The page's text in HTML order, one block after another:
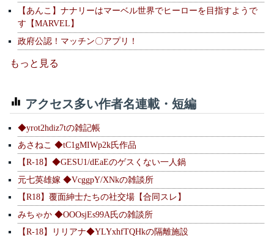
【あんこ】ナナリーはマーベル世界でヒーローを目指すようで
す【MARVEL】
政府公認！マッチン〇アプリ！
もっと見る
アクセス多い作者名連載・短編
◆yrot2hdiz7tの雑記帳
あさねこ ◆tC1gMIWp2k氏作品
【R-18】◆GESU1/dEaEのゲスくない一人鍋
元七英雄嫁 ◆VcggpY/XNkの雑談所
【R18】覆面紳士たちの社交場【合同スレ】
みちゃか ◆OOOsjEs99A氏の雑談所
【R-18】リリアナ◆YLYxhfTQHkの隔離施設